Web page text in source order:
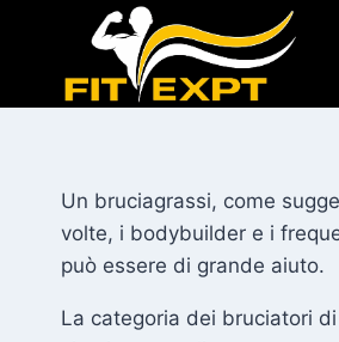
contenuto
Un bruciagrassi, come
volte, i bodybuilder e i
può essere di grande aiuto.
La categoria dei bruciatori